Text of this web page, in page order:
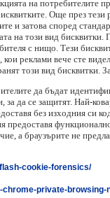
на
Още през
и затова според
на този вид
с нищо. Тези
реклами вече сте
този вид бисквитки.
да бъдат
за да се защитят. Най-
без изходния си
предоставя
а браузърите не
cookie-forensics/
private-browsing-